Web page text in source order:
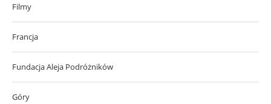
Filmy
Francja
Fundacja Aleja Podróżników
Góry